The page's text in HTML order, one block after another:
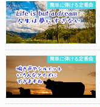
簡単に弾ける定番曲
簡単に弾ける定番曲